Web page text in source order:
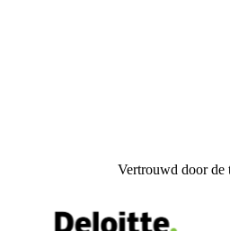
Vertrouwd door de